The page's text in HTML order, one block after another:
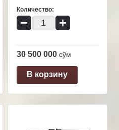
Количество:
− +
30 500 000 сўм
В корзину